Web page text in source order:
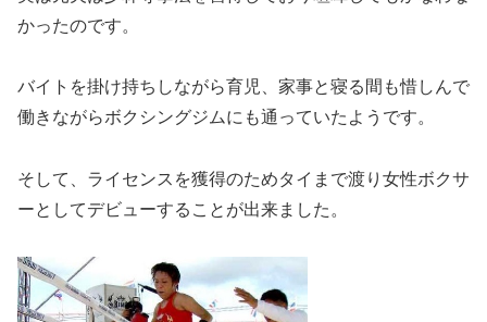
かったのです。
バイトを掛け持ちしながら育児、家事と寝る間も惜しんで
働きながらボクシングジムにも通っていたようです。
そして、ライセンスを獲得のためタイまで渡り女性ボクサ
ーとしてデビューすることが出来ました。